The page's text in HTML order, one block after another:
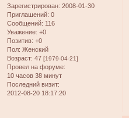
Зарегистрирован: 2008-01-30
Приглашений: 0
Сообщений: 116
Уважение: +0
Позитив: +0
Пол: Женский
Возраст: 47 [1979-04-21]
Провел на форуме:
10 часов 38 минут
Последний визит:
2012-08-20 18:17:20